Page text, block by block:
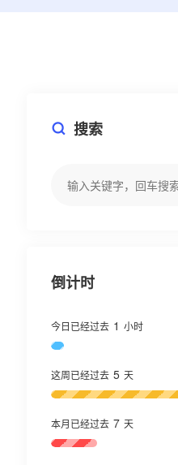
搜索
倒计时
今日已经过去 1 小时
这周已经过去 5 天
本月已经过去 7 天